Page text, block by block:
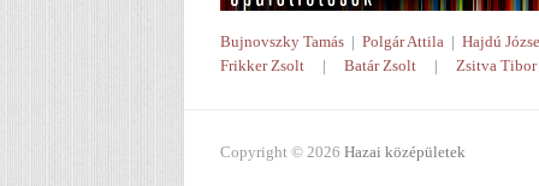
Bujnovszky Tamás | Polgár Attila | Hajdú
Frikker Zsolt | Batár Zsolt | Zsitva Tibor
Copyright © 2026 Hazai középületek